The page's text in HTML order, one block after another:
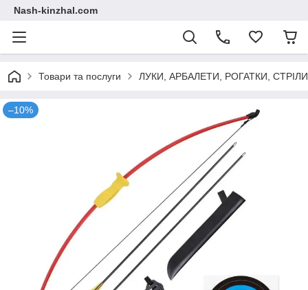
Nash-kinzhal.com
Товари та послуги ЛУКИ, АРБАЛЕТИ, РОГАТКИ,
–10%